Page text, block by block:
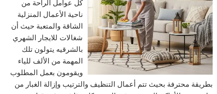
كل عوامل الراحة من
ناحية الأعمال المنزلية
الشاقة والمتعبة حيث أن
شغالات للايجار الشهري
بالشرقيه يتولون تلك
المهمة من الألف للياء
ويقومون بعمل المطلوب
بطريقة محترفة بحيث تتم أعمال التنظيف والترتيب وإزالة الغبار من